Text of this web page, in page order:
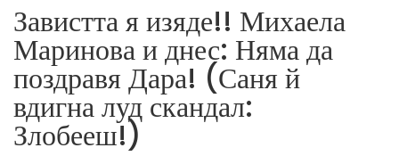
Завистта я изяде!! Михаела
Маринова и днес: Няма да
поздравя Дара! (Саня й
вдигна луд скандал:
Злобееш!)